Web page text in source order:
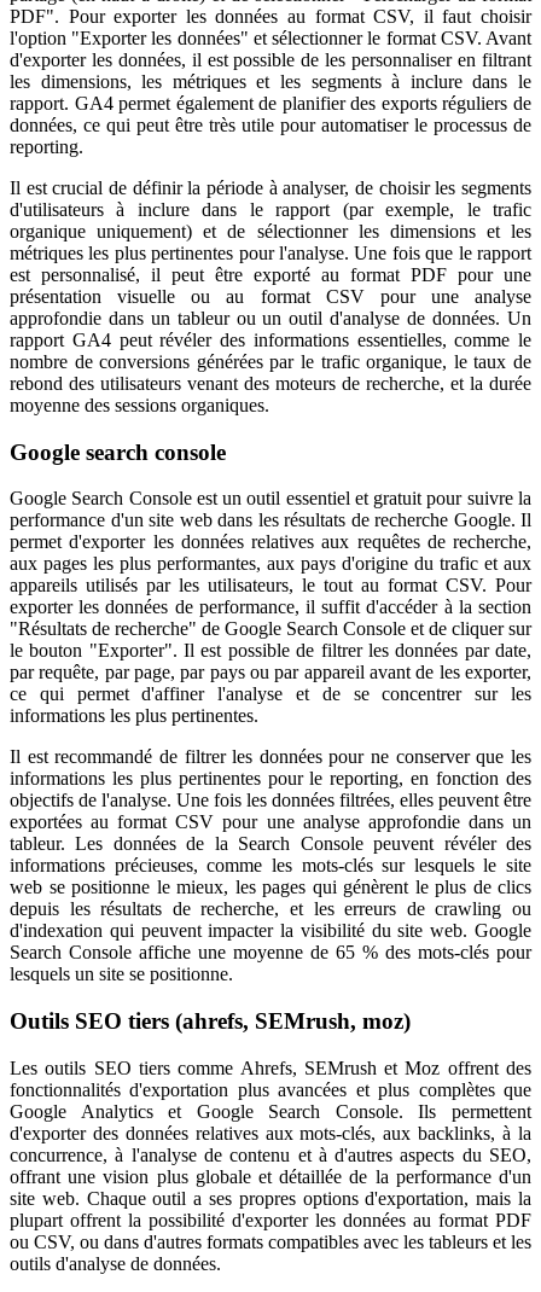
PDF". Pour exporter les données au format CSV, il faut choisir
l'option "Exporter les données" et sélectionner le format CSV. Avant
d'exporter les données, il est possible de les personnaliser en filtrant
les dimensions, les métriques et les segments à inclure dans le
rapport. GA4 permet également de planifier des exports réguliers de
données, ce qui peut être très utile pour automatiser le processus de
reporting.
Il est crucial de définir la période à analyser, de choisir les segments
d'utilisateurs à inclure dans le rapport (par exemple, le trafic
organique uniquement) et de sélectionner les dimensions et les
métriques les plus pertinentes pour l'analyse. Une fois que le rapport
est personnalisé, il peut être exporté au format PDF pour une
présentation visuelle ou au format CSV pour une analyse
approfondie dans un tableur ou un outil d'analyse de données. Un
rapport GA4 peut révéler des informations essentielles, comme le
nombre de conversions générées par le trafic organique, le taux de
rebond des utilisateurs venant des moteurs de recherche, et la durée
moyenne des sessions organiques.
Google search console
Google Search Console est un outil essentiel et gratuit pour suivre la
performance d'un site web dans les résultats de recherche Google. Il
permet d'exporter les données relatives aux requêtes de recherche,
aux pages les plus performantes, aux pays d'origine du trafic et aux
appareils utilisés par les utilisateurs, le tout au format CSV. Pour
exporter les données de performance, il suffit d'accéder à la section
"Résultats de recherche" de Google Search Console et de cliquer sur
le bouton "Exporter". Il est possible de filtrer les données par date,
par requête, par page, par pays ou par appareil avant de les exporter,
ce qui permet d'affiner l'analyse et de se concentrer sur les
informations les plus pertinentes.
Il est recommandé de filtrer les données pour ne conserver que les
informations les plus pertinentes pour le reporting, en fonction des
objectifs de l'analyse. Une fois les données filtrées, elles peuvent être
exportées au format CSV pour une analyse approfondie dans un
tableur. Les données de la Search Console peuvent révéler des
informations précieuses, comme les mots-clés sur lesquels le site
web se positionne le mieux, les pages qui génèrent le plus de clics
depuis les résultats de recherche, et les erreurs de crawling ou
d'indexation qui peuvent impacter la visibilité du site web. Google
Search Console affiche une moyenne de 65 % des mots-clés pour
lesquels un site se positionne.
Outils SEO tiers (ahrefs, SEMrush, moz)
Les outils SEO tiers comme Ahrefs, SEMrush et Moz offrent des
fonctionnalités d'exportation plus avancées et plus complètes que
Google Analytics et Google Search Console. Ils permettent
d'exporter des données relatives aux mots-clés, aux backlinks, à la
concurrence, à l'analyse de contenu et à d'autres aspects du SEO,
offrant une vision plus globale et détaillée de la performance d'un
site web. Chaque outil a ses propres options d'exportation, mais la
plupart offrent la possibilité d'exporter les données au format PDF
ou CSV, ou dans d'autres formats compatibles avec les tableurs et les
outils d'analyse de données.